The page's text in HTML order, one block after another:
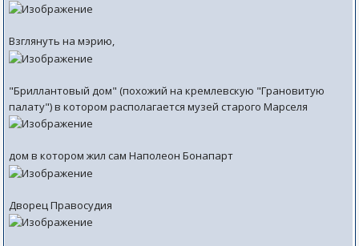
Взглянуть на мэрию,
"Бриллантовый дом" (похожий на кремлевскую "Грановитую
палату") в котором располагается музей старого Марселя
дом в котором жил сам Наполеон Бонапарт
Дворец Правосудия